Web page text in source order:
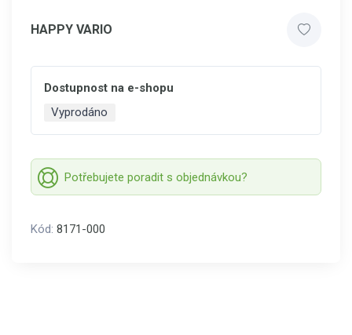
HAPPY VARIO
Dostupnost na e-shopu
Vyprodáno
Potřebujete poradit s objednávkou?
Kód: 8171-000